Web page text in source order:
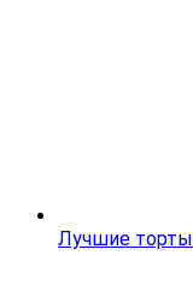
Лучшие торты